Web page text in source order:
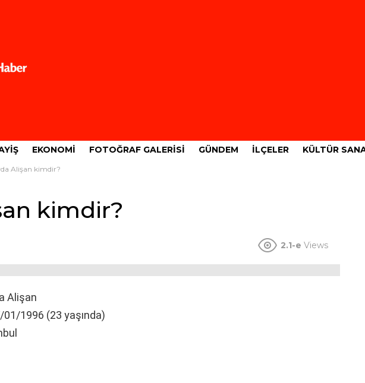
EKONOMI FOTOĞRAF GALERISI GÜNDEM İLÇELER KÜLTÜR
Alişan kimdir?
kimdir?
2.1-e Views
Alişan
01/1996 (23 yaşında)